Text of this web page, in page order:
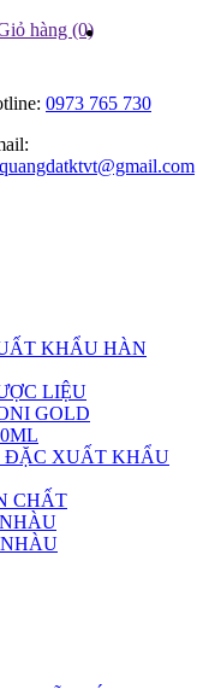
hàng (0)
0973 765 730
KHẨU HÀN
LIỆU
GOLD
ĐẶC XUẤT KHẨU
CHẤT